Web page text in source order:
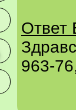
Ответ
963-